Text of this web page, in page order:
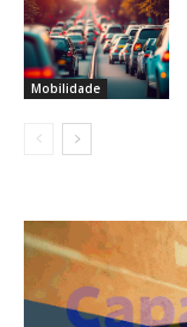
Mobilidade